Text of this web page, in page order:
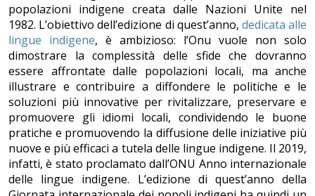
popolazioni indigene creata dalle Nazioni Unite nel
1982. L’obiettivo dell’edizione di quest’anno, dedicata alle
lingue indigene, è ambizioso: l’Onu vuole non solo
dimostrare la complessità delle sfide che dovranno
essere affrontate dalle popolazioni locali, ma anche
illustrare e contribuire a diffondere le politiche e le
soluzioni più innovative per rivitalizzare, preservare e
promuovere gli idiomi locali, condividendo le buone
pratiche e promuovendo la diffusione delle iniziative più
nuove e più efficaci a tutela delle lingue indigene. Il 2019,
infatti, è stato proclamato dall’ONU Anno internazionale
delle lingue indigene. L’edizione di quest’anno della